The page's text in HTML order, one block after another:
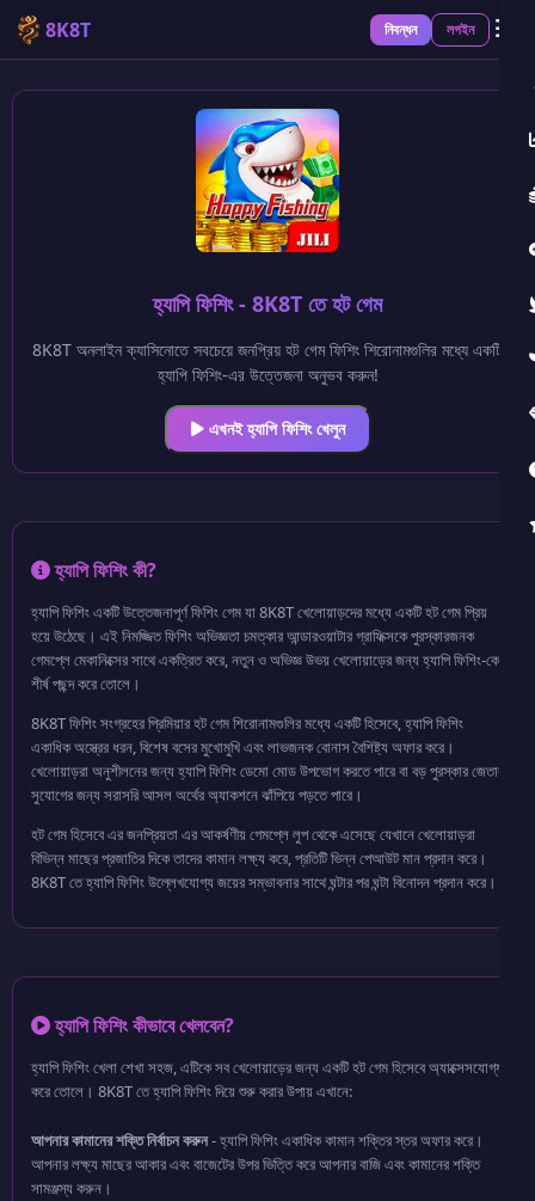
8K8T নিবন্ধন লগইন
হ্যাপি ফিশিং - 8K8T তে হট গেম
8K8T অনলাইন ক্যাসিনোতে সবচেয়ে জনপ্রিয় হট গেম ফিশিং শিরোনামগুলির মধ্যে একটি
হ্যাপি ফিশিং-এর উত্তেজনা অনুভব করুন!
এখনই হ্যাপি ফিশিং খেলুন
হ্যাপি ফিশিং কী?
হ্যাপি ফিশিং একটি উত্তেজনাপূর্ণ ফিশিং গেম যা 8K8T খেলোয়াড়দের মধ্যে একটি হট গেম প্রিয়
হয়ে উঠেছে। এই নিমজ্জিত ফিশিং অভিজ্ঞতা চমত্কার আন্ডারওয়াটার গ্রাফিক্সকে পুরস্কারজনক
গেমপ্লে মেকানিক্সের সাথে একত্রিত করে, নতুন ও অভিজ্ঞ উভয় খেলোয়াড়ের জন্য হ্যাপি ফিশিং-কে
শীর্ষ পছন্দ করে তোলে।
8K8T ফিশিং সংগ্রহের প্রিমিয়ার হট গেম শিরোনামগুলির মধ্যে একটি হিসেবে, হ্যাপি ফিশিং
একাধিক অস্ত্রের ধরন, বিশেষ বসের মুখোমুখি এবং লাভজনক বোনাস বৈশিষ্ট্য অফার করে।
খেলোয়াড়রা অনুশীলনের জন্য হ্যাপি ফিশিং ডেমো মোড উপভোগ করতে পারে বা বড় পুরস্কার জেতার
সুযোগের জন্য সরাসরি আসল অর্থের অ্যাকশনে ঝাঁপিয়ে পড়তে পারে।
হট গেম হিসেবে এর জনপ্রিয়তা এর আকর্ষণীয় গেমপ্লে লুপ থেকে এসেছে যেখানে খেলোয়াড়রা
বিভিন্ন মাছের প্রজাতির দিকে তাদের কামান লক্ষ্য করে, প্রতিটি ভিন্ন পেআউট মান প্রদান করে।
8K8T তে হ্যাপি ফিশিং উল্লেখযোগ্য জয়ের সম্ভাবনার সাথে ঘন্টার পর ঘন্টা বিনোদন প্রদান করে।
হ্যাপি ফিশিং কীভাবে খেলবেন?
হ্যাপি ফিশিং খেলা শেখা সহজ, এটিকে সব খেলোয়াড়ের জন্য একটি হট গেম হিসেবে অ্যাক্সেসযোগ্য
করে তোলে। 8K8T তে হ্যাপি ফিশিং দিয়ে শুরু করার উপায় এখানে:
আপনার কামানের শক্তি নির্বাচন করুন- হ্যাপি ফিশিং একাধিক কামান শক্তির স্তর অফার করে।
আপনার লক্ষ্য মাছের আকার এবং বাজেটের উপর ভিত্তি করে আপনার বাজি এবং কামানের শক্তি
সামঞ্জস্য করুন।